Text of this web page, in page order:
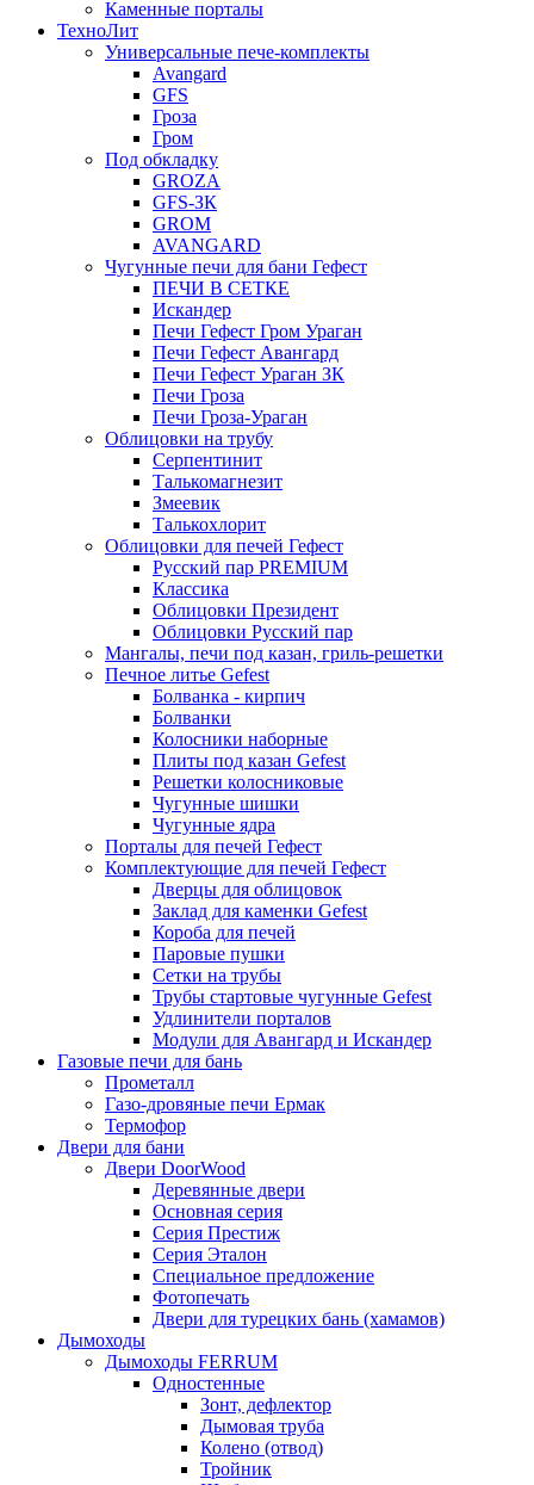
Каменные порталы
ТехноЛит
Универсальные пече-комплекты
Avangard
GFS
Гроза
Гром
Под обкладку
GROZA
GFS-ЗК
GROM
AVANGARD
Чугунные печи для бани Гефест
ПЕЧИ В СЕТКЕ
Искандер
Печи Гефест Гром Ураган
Печи Гефест Авангард
Печи Гефест Ураган ЗК
Печи Гроза
Печи Гроза-Ураган
Облицовки на трубу
Серпентинит
Талькомагнезит
Змеевик
Талькохлорит
Облицовки для печей Гефест
Русский пар PREMIUM
Классика
Облицовки Президент
Облицовки Русский пар
Мангалы, печи под казан, гриль-решетки
Печное литье Gefest
Болванка - кирпич
Болванки
Колосники наборные
Плиты под казан Gefest
Решетки колосниковые
Чугунные шишки
Чугунные ядра
Порталы для печей Гефест
Комплектующие для печей Гефест
Дверцы для облицовок
Заклад для каменки Gefest
Короба для печей
Паровые пушки
Сетки на трубы
Трубы стартовые чугунные Gefest
Удлинители порталов
Модули для Авангард и Искандер
Газовые печи для бань
Прометалл
Газо-дровяные печи Ермак
Термофор
Двери для бани
Двери DoorWood
Деревянные двери
Основная серия
Серия Престиж
Серия Эталон
Специальное предложение
Фотопечать
Двери для турецких бань (хамамов)
Дымоходы
Дымоходы FERRUM
Одностенные
Зонт, дефлектор
Дымовая труба
Колено (отвод)
Тройник